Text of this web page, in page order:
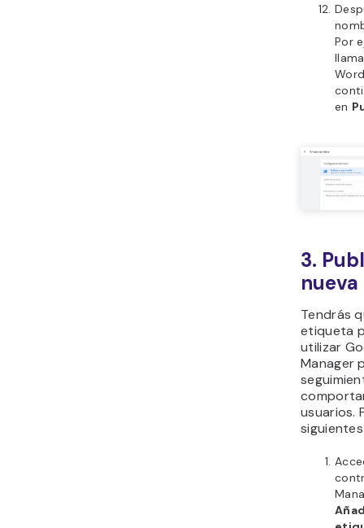
Por
en
3.
Tendrás
etiqueta
utilizar
Manager
usuarios.